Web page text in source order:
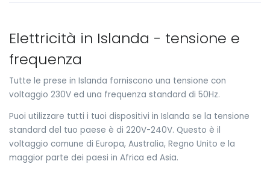
Elettricità in Islanda - tensione e
frequenza
Tutte le prese in Islanda forniscono una tensione con
voltaggio 230V ed una frequenza standard di 50Hz.
Puoi utilizzare tutti i tuoi dispositivi in Islanda se la tensione
standard del tuo paese è di 220V-240V. Questo è il
voltaggio comune di Europa, Australia, Regno Unito e la
maggior parte dei paesi in Africa ed Asia.